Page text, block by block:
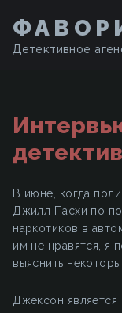
Детективное
В июне, когда
Джилл Пасхи по
наркотиков в
им не нравятся, я
выяснить
Джексон